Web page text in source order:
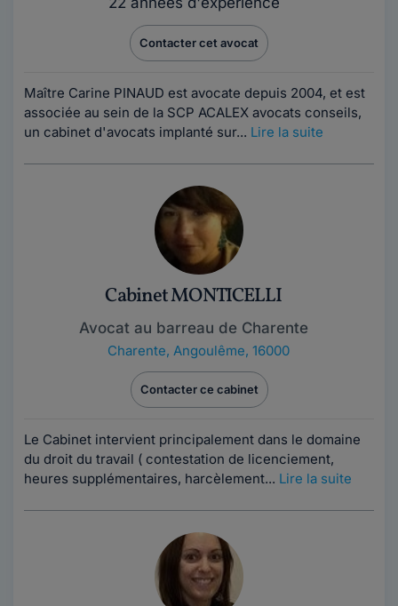
Contacter cet avocat
Maître Carine PINAUD est avocate depuis 2004, et est
associée au sein de la SCP ACALEX avocats conseils,
un cabinet d'avocats implanté sur... Lire la suite
Cabinet MONTICELLI
Avocat au barreau de Charente
Charente, Angoulême, 16000
Contacter ce cabinet
Le Cabinet intervient principalement dans le domaine
du droit du travail ( contestation de licenciement,
heures supplémentaires, harcèlement... Lire la suite